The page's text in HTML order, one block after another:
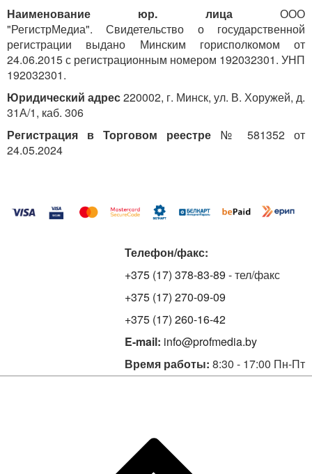
Наименование юр. лицаООО
"РегистрМедиа". Свидетельство о государственной
регистрации выдано Минским горисполкомом от
24.06.2015 с регистрационным номером 192032301. УНП
192032301.
Юридический адрес220002, г. Минск, ул. В. Хоружей, д.
31А/1, каб. 306
Регистрация в Торговом реестре № 581352 от
24.05.2024
Телефон/факс:
+375 (17) 378-83-89 - тел/факс
+375 (17) 270-09-09
+375 (17) 260-16-42
E-mail: info@profmedia.by
Время работы: 8:30 - 17:00 Пн-Пт